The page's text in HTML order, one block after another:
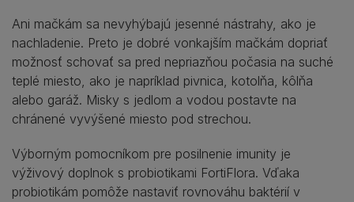
Ani mačkám sa nevyhýbajú jesenné nástrahy, ako je
nachladenie. Preto je dobré vonkajším mačkám dopriať
možnosť schovať sa pred nepriazňou počasia na suché
teplé miesto, ako je napríklad pivnica, kotolňa, kôlňa
alebo garáž. Misky s jedlom a vodou postavte na
chránené vyvýšené miesto pod strechou.
Výborným pomocníkom pre posilnenie imunity je
výživový doplnok s probiotikami FortiFlora. Vďaka
probiotikám pomôže nastaviť rovnováhu baktérií v